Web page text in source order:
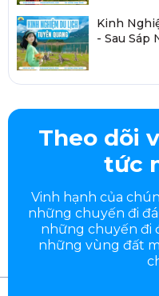
Kinh
- Sau Sáp
Theo dõi
tức
Vinh hạnh của
những chuyến đi
những chuyến đi
những vùng đất